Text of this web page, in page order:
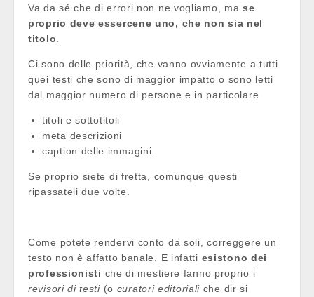
Va da sé che di errori non ne vogliamo, mase
proprio deve essercene uno, che non sia nel
titolo
Ci sono delle priorità, che vanno ovviamente a tutti
quei testi che sono di maggior impatto o sono letti
dal maggior numero di persone e in particolare
titoli e sottotitoli
meta descrizioni
caption delle immagini.
Se proprio siete di fretta, comunque questi
ripassateli due volte.
Come potete rendervi conto da soli, correggere un
testo non è affatto banale. E infatti esistono dei
professionisti che di mestiere fanno proprio i
revisori di testi(o curatori editoriali che dir si